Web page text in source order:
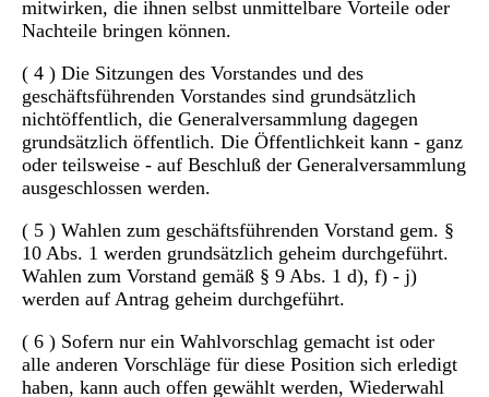
mitwirken, die ihnen selbst unmittelbare Vorteile oder
Nachteile bringen können.
( 4 ) Die Sitzungen des Vorstandes und des
geschäftsführenden Vorstandes sind grundsätzlich
nichtöffentlich, die Generalversammlung dagegen
grundsätzlich öffentlich. Die Öffentlichkeit kann - ganz
oder teilsweise - auf Beschluß der Generalversammlung
ausgeschlossen werden.
( 5 ) Wahlen zum geschäftsführenden Vorstand gem. §
10 Abs. 1 werden grundsätzlich geheim durchgeführt.
Wahlen zum Vorstand gemäß § 9 Abs. 1 d), f) - j)
werden auf Antrag geheim durchgeführt.
( 6 ) Sofern nur ein Wahlvorschlag gemacht ist oder
alle anderen Vorschläge für diese Position sich erledigt
haben, kann auch offen gewählt werden, Wiederwahl